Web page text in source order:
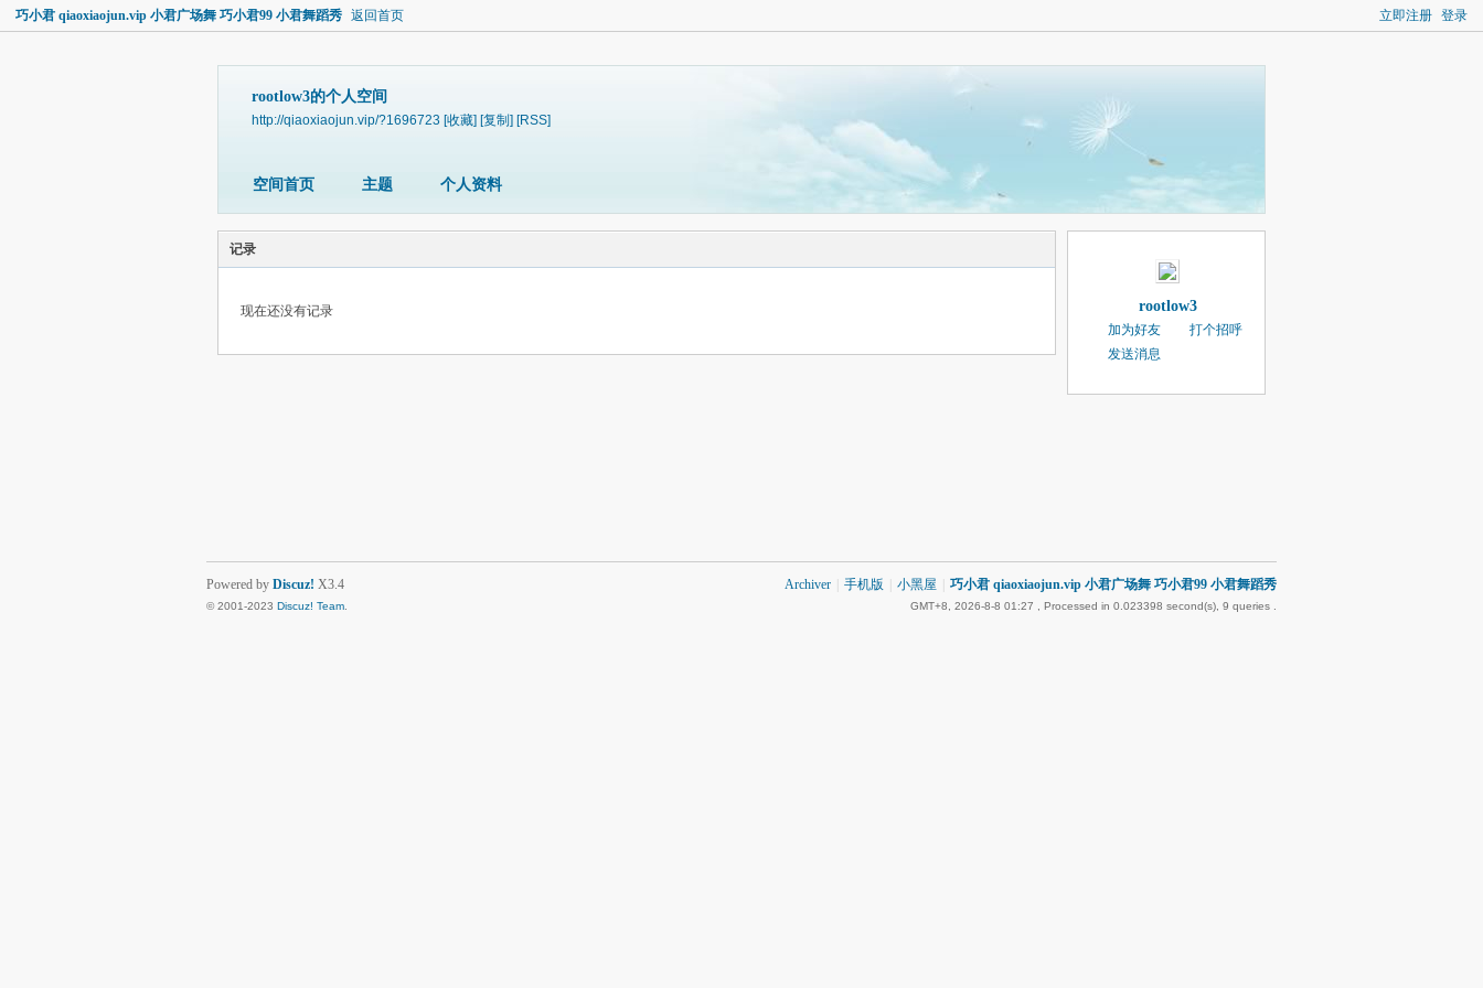
立即注册 登录
巧小君 qiaoxiaojun.vip 小君广场舞 巧小君99 小君舞蹈秀 返回首页
rootlow3的个人空间
http://qiaoxiaojun.vip/?1696723 [收藏] [复制] [RSS]
空间首页 主题 个人资料
记录
现在还没有记录 rootlow3
加为好友
打个招呼
发送消息
Archiver 手机版 小黑屋 巧小君 qiaoxiaojun.vip 小君广场舞 巧小君99 小君舞蹈秀
GMT+8, 2026-8-8 01:27 , Processed in 0.023398 second(s), 9 queries .
Powered by Discuz! X3.4
© 2001-2023 Discuz! Team